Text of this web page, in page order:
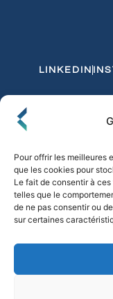
Pour offrir les meilleures
que les cookies pour
Le fait de consentir à
telles que le
de ne pas consentir ou
sur certaines
LINKEDIN
Politique de
© 2026